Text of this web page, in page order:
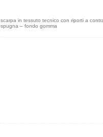
scarpa in tessuto tecnico con riporti a
spugna – fondo gomma